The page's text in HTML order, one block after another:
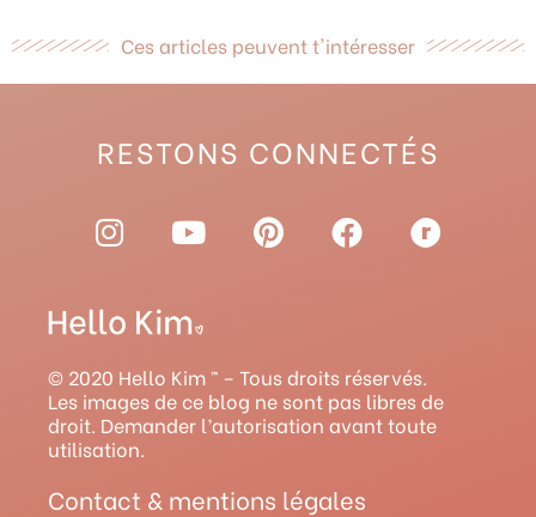
Ces articles peuvent t'intéresser
RESTONS CONNECTÉS
I
n
t
a
g
r
a
m
Y
o
t
u
b
e
P
i
r
e
s
F
a
o
o
k
R
a
y
© 2020 Hello Kim ™ – Tous droits réservés.
Les images de ce blog ne sont pas libres de
droit. Demander l’autorisation avant toute
utilisation.
Contact & mentions légales